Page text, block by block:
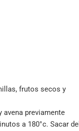
frutos secos y
previamente
a 180°c. Sacar del